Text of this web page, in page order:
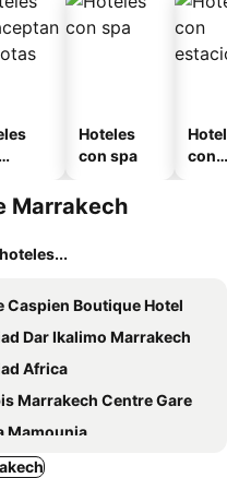
Hoteles
con spa
con
Marrakech
Caspien Boutique Hotel
Dar Ikalimo Marrakech
Africa
Marrakech Centre Gare
Mamounia
Marrakech